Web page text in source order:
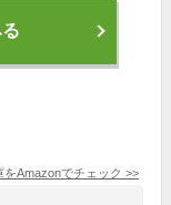
をAmazonでチェック >>